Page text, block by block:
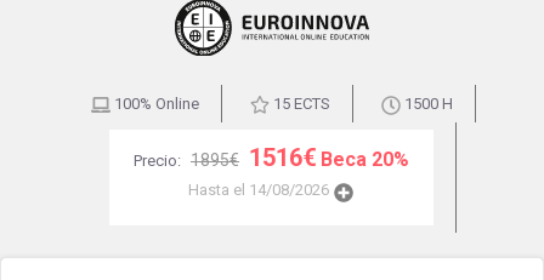
100% Online 15 ECTS 1500 H
Precio: 1895€ 1516€ Beca 20%
Hasta el 14/08/2026